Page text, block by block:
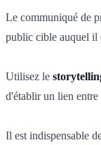
Le communiqué de
public cible auquel il
Utilisez le
d'établir un lien
Il est indispensable